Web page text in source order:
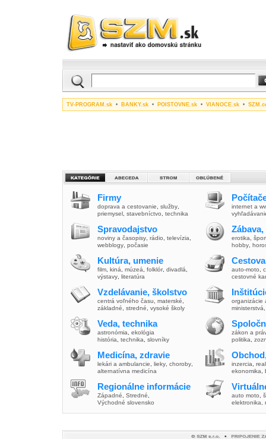
TV-PROGRAM.sk • BANKY.sk • POISTOVNE.sk • VIANOCE.sk •
Firmy
doprava a cestovanie služby
priemysel stavebníctvo technika
Spravodajstvo
noviny a časopisy rádio televízia
webblogy počasie
Kultúra, umenie
film kiná múzeá folklór, divadlá
výstavy literatúra
Vzdelávanie, školstvo
centrá voľného času materské
základné
stredné vysoké školy
Veda, technika
astronómia
ekológia
história
technika slovníky
Medicína, zdravie
lekári a ambulancie lieky choroby
alternatívna medicína
Regionálne informácie
Západné Stredné
Východné slovensko
internet a
erotika
hobby
auto-moto
cestovné
organizácie
ministerstvá
zákon a
politika
inzercia
ekonomika
auto moto
elektronika,